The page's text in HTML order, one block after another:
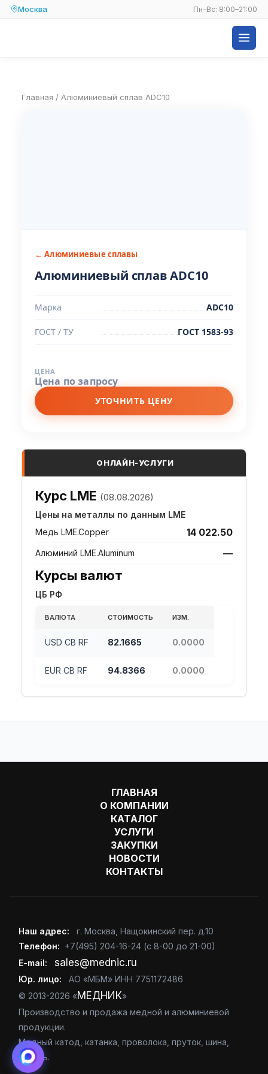
Москва Пн–Вс: 8:00–21:00
Главная / Алюминиевый сплав ADC10
← Алюминиевые сплавы
Алюминиевый сплав ADC10
Марка ADC10
ГОСТ / ТУ ГОСТ 1583-93
ЦЕНА
Цена по запросу
УТОЧНИТЬ ЦЕНУ
ОНЛАЙН-УСЛУГИ
Курс LME (08.08.2026)
Цены на металлы по данным LME
Медь LME.Copper
14 022.50
Алюминий LME.Aluminum —
Курсы валют
ЦБ РФ
ВАЛЮТА СТОИМОСТЬ ИЗМ.
USD CB RF 82.1665 0.0000
EUR CB RF 94.8366 0.0000
ГЛАВНАЯ
О КОМПАНИИ
КАТАЛОГ
УСЛУГИ
ЗАКУПКИ
НОВОСТИ
КОНТАКТЫ
Наш адрес: г. Москва Нащокинский пер. д.10
Телефон: +7(495) 204-16-24 (с 8-00 до 21-00)
E-mail:
sales@mednic.ru
Юр. лицо:
АО «МБМ» ИНН 7751172486
© 2013-2026 «МЕДНИК»
Производство и продажа медной и алюминиевой
продукции.
Медный катод, катанка, проволока, пруток, шина,
кабель.